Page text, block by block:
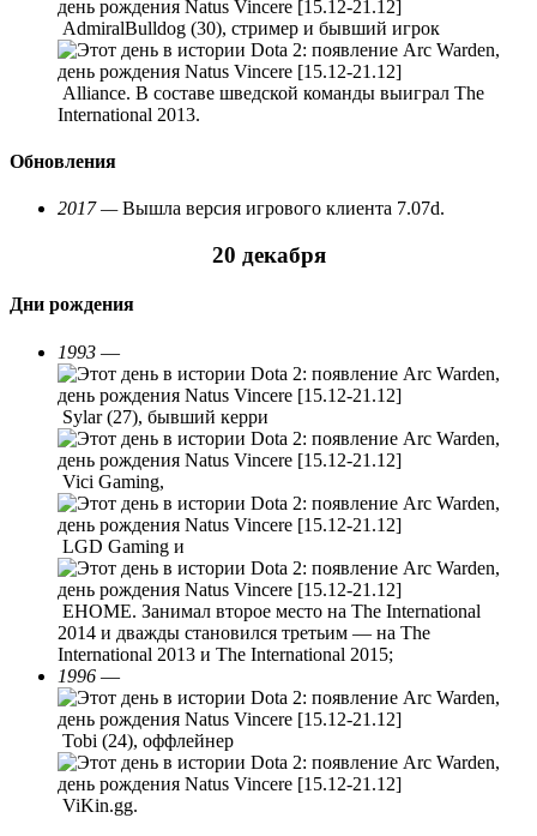
AdmiralBulldog (30), стример и бывший игрок
Alliance. В составе шведской команды выиграл The
International 2013.
Обновления
2017 —Вышла версия игрового клиента 7.07d.
20 декабря
Дни рождения
1993 —
Sylar (27), бывший керри
Vici Gaming,
LGD Gaming и
EHOME. Занимал второе место на The International
2014 и дважды становился третьим — на The
International 2013 и The International 2015;
1996 —
Tobi (24), оффлейнер
ViKin.gg.